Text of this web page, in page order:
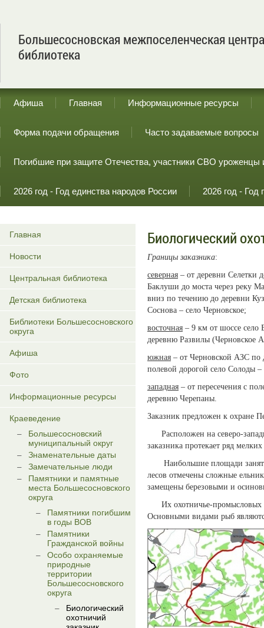
Большесосновская межпоселенческая
библиотека
Афиша Главная Информационные ресурсы
Форма подачи обращения Часто задаваемые вопросы
Погибшие при защите Отечества, участники СВО уроженцы
2026 год - Год единства народов России 2026 год -
Главная
Новости
Центральная библиотека
Детская библиотека
Библиотеки Большесосновского
округа
Афиша
Фото
Информационные ресурсы
Краеведение
Большесосновский
муниципальный округ
Знаменательные даты
Замечательные люди
Памятники и памятные
места Большесосновского
округа
Памятники погибшим
в годы ВОВ
Памятники
Гражданской войны
Особо охраняемые
природные
территории
Большесосновского
округа
Биологический
охотничий
Биологический
Границы заказника:
северная – от деревни Селетки
Баклуши до моста через реку
вниз по течению до деревни
Соснова – село Черновское;
восточная – 9 км от шоссе село
деревню Развилы (Черновское
южная – от Черновской АЗС по
полевой дорогой село Солоды
западная – от пересечения с
деревню Черепаны.
Заказник предложен к охране
Расположен на северо-
заказника протекает ряд
Наибольшие площади заняты
лесов отмечены сложные
замещены березовыми и
Их охотничье-промысловых
Основными видами рыб